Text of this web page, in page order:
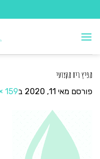
to
content
מפיץ ריח מקצועי
פורסם מאי 11, 2020 ב159 × 159